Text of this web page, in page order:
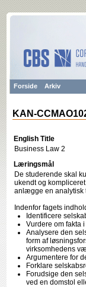
Forside Arkiv
KAN-
English Title
Business Law 2
Læringsmål
De studerende skal
ukendt og
anlægge en analytisk
Indenfor fagets
Identificere
Vurdere om fakta
Analysere den
form af
virksomhedens
Argumentere for
Forklare
Forudsige den
ved en domstol